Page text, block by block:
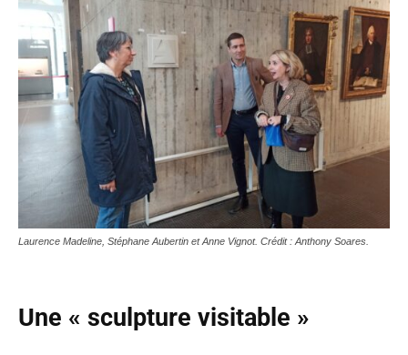
Laurence Madeline, Stéphane Aubertin et Anne Vignot. Crédit : Anthony Soares.
Une « sculpture visitable »